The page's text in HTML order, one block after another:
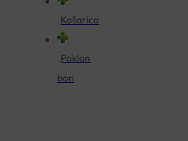
Košarica
Poklon
bon